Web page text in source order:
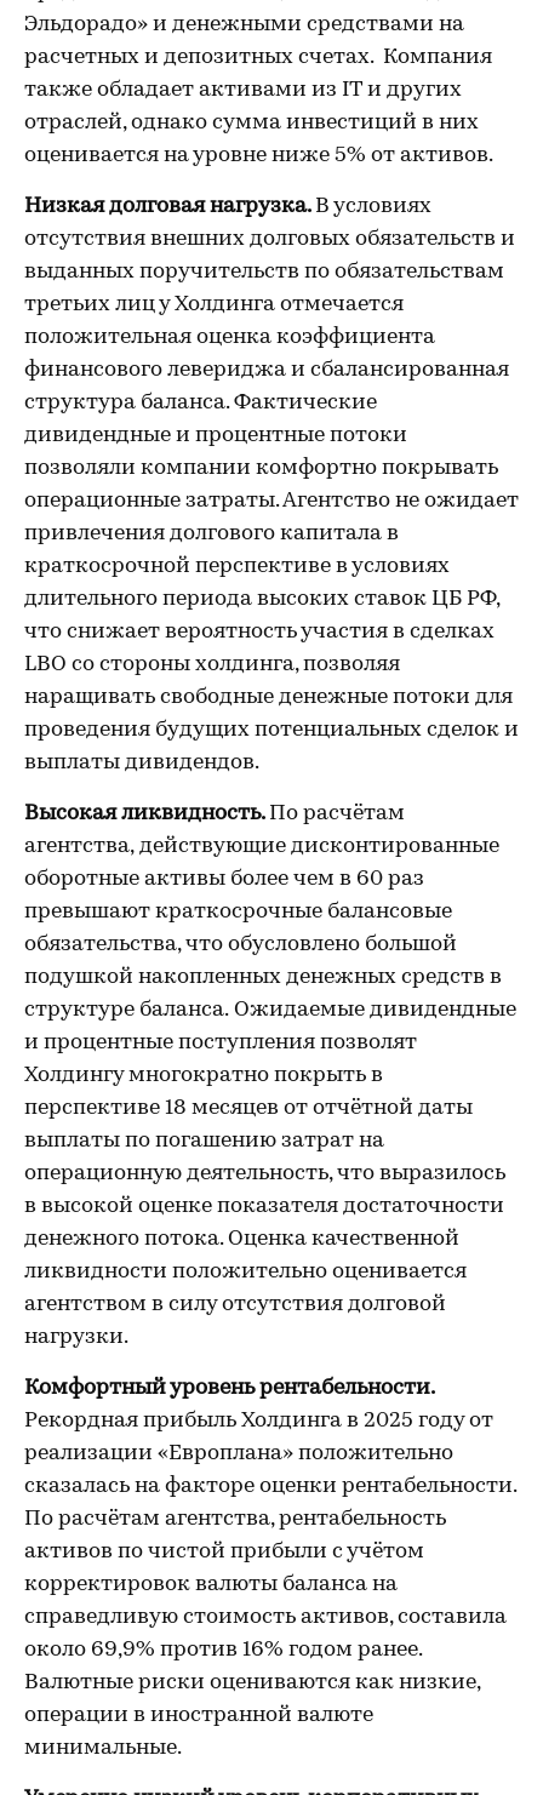
Эльдорадо» и денежными средствами на
расчетных и депозитных счетах. Компания
также обладает активами из IT и других
отраслей, однако сумма инвестиций в них
оценивается на уровне ниже 5% от активов.
Низкая долговая нагрузка. В условиях
отсутствия внешних долговых обязательств и
выданных поручительств по обязательствам
третьих лиц у Холдинга отмечается
положительная оценка коэффициента
финансового левериджа и сбалансированная
структура баланса. Фактические
дивидендные и процентные потоки
позволяли компании комфортно покрывать
операционные затраты. Агентство не ожидает
привлечения долгового капитала в
краткосрочной перспективе в условиях
длительного периода высоких ставок ЦБ РФ,
что снижает вероятность участия в сделках
LBO со стороны холдинга, позволяя
наращивать свободные денежные потоки для
проведения будущих потенциальных сделок и
выплаты дивидендов.
Высокая ликвидность. По расчётам
агентства, действующие дисконтированные
оборотные активы более чем в 60 раз
превышают краткосрочные балансовые
обязательства, что обусловлено большой
подушкой накопленных денежных средств в
структуре баланса. Ожидаемые дивидендные
и процентные поступления позволят
Холдингу многократно покрыть в
перспективе 18 месяцев от отчётной даты
выплаты по погашению затрат на
операционную деятельность, что выразилось
в высокой оценке показателя достаточности
денежного потока. Оценка качественной
ликвидности положительно оценивается
агентством в силу отсутствия долговой
нагрузки.
Комфортный уровень рентабельности.
Рекордная прибыль Холдинга в 2025 году от
реализации «Европлана» положительно
сказалась на факторе оценки рентабельности.
По расчётам агентства, рентабельность
активов по чистой прибыли с учётом
корректировок валюты баланса на
справедливую стоимость активов, составила
около 69,9% против 16% годом ранее.
Валютные риски оцениваются как низкие,
операции в иностранной валюте
минимальные.